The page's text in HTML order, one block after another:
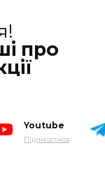
про
Youtube
Підписатися